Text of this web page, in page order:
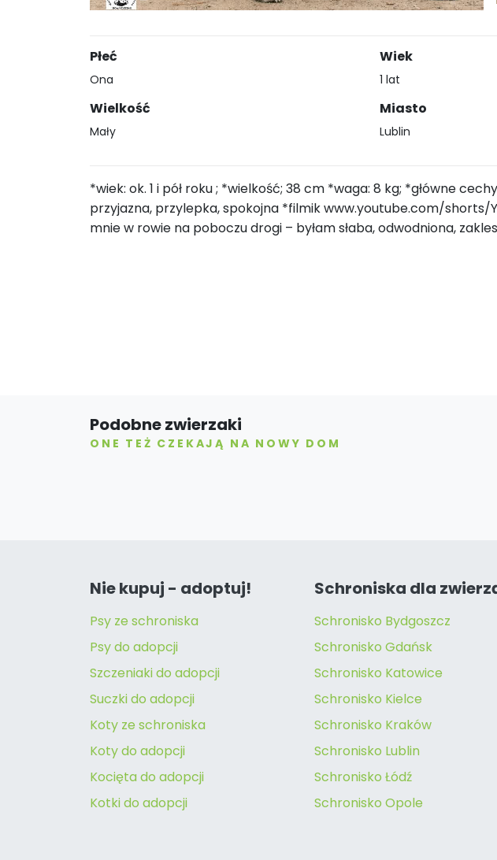
Płeć
Ona
Wielkość
Mały
Wiek
1 lat
Miasto
Lublin
*wiek: ok. 1 i pół roku ; *wielkość; 38 cm *waga: 8 kg; *główne
przyjazna, przylepka, spokojna *filmik www.youtube.com/shorts/
mnie w rowie na poboczu drogi – byłam słaba, odwodniona,
Podobne zwierzaki
ONE TEŻ CZEKAJĄ NA NOWY DOM
Nie kupuj - adoptuj!
Psy ze schroniska
Psy do adopcji
Szczeniaki do adopcji
Suczki do adopcji
Koty ze schroniska
Koty do adopcji
Kocięta do adopcji
Kotki do adopcji
Schroniska dla
Schronisko Bydgoszcz
Schronisko Gdańsk
Schronisko Katowice
Schronisko Kielce
Schronisko Kraków
Schronisko Lublin
Schronisko Łódź
Schronisko Opole